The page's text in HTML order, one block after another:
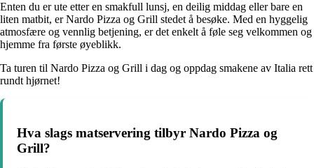
Enten du er ute etter en smakfull lunsj, en deilig middag eller bare en
liten matbit, er Nardo Pizza og Grill stedet å besøke. Med en hyggelig
atmosfære og vennlig betjening, er det enkelt å føle seg velkommen og
hjemme fra første øyeblikk.
Ta turen til Nardo Pizza og Grill i dag og oppdag smakene av Italia rett
rundt hjørnet!
Hva slags matservering tilbyr Nardo Pizza og
Grill?